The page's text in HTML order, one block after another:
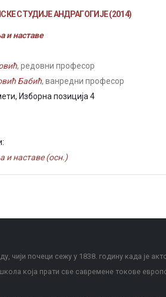
СТУДИЈЕ АНДРАГОГИЈЕ (2014)
и наставе
, редовни професор
Бабић, ванредни професор
Изборна позиција 4
и наставе (осн.)
чији почеци сежу у 1838. годину када је
која прати све савремене токове